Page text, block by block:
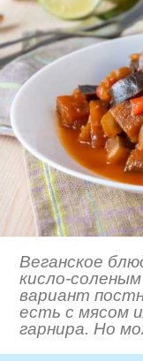
Веганское
кисло-
вариант
есть с мясом
гарнира. Но